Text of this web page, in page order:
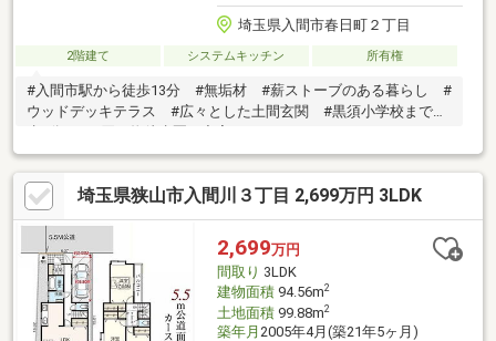
埼玉県入間市春日町２丁目
2階建て システムキッチン 所有権
#入間市駅から徒歩13分 #無垢材 #薪ストーブのある暮らし #
ウッドデッキテラス #広々とした土間玄関 #黒須小学校まで徒
埼玉県狭山市入間川３丁目 2,699万円 3LDK
2,699万円
間取り 3LDK
建物面積94.56m2
土地面積99.88m2
築年月 2005年4月(築21年5ヶ月)